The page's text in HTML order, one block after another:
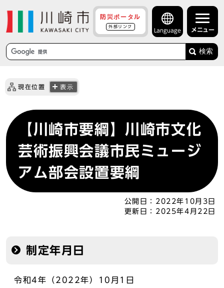
防災ポータル
外部リンク
Language メニュー
検索
現在位置 表示
【川崎市要綱】川崎市文化
芸術振興会議市民ミュージ
アム部会設置要綱
公開日： 2022年10月3日
更新日： 2025年4月22日
制定年月日
令和4年（2022年）10月1日